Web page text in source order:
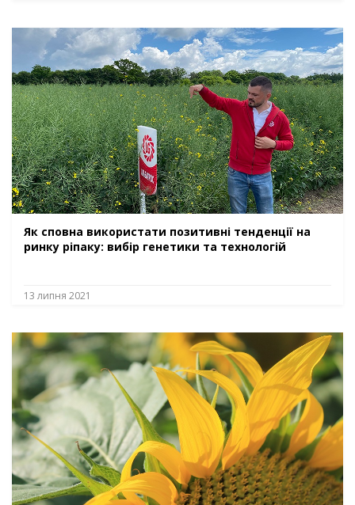
Як сповна використати позитивні тенденції на
ринку ріпаку: вибір генетики та технологій
13 липня 2021